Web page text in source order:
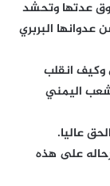
عدتها وتحشد
عدوانها البربري
وكيف انقلب
اليمني
عاليا.
على هذه